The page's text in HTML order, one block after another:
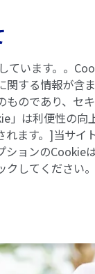
ています。。
関する情報が含
ものであり、セ
」は利便性の
れます。]当サ
ションのCookie
クしてください。